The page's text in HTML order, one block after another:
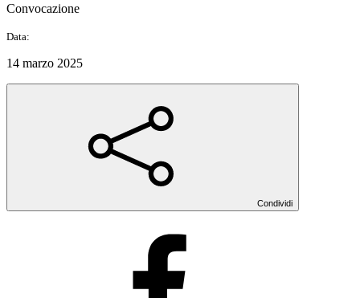
Convocazione
Data:
14 marzo 2025
Condividi